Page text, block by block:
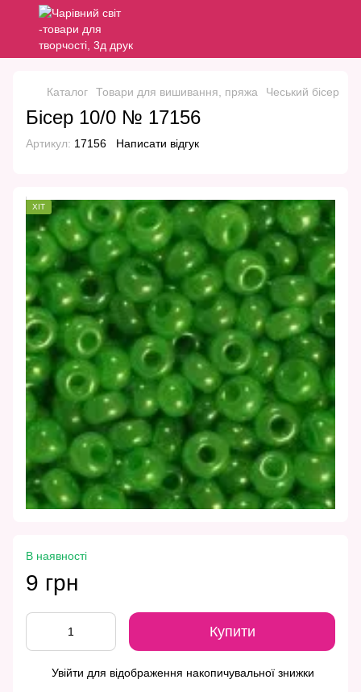
Каталог Товари для вишивання, пряжа Чеський бісер
Бісер 10/0 № 17156
Артикул: 17156 Написати відгук
ХІТ
В наявності
9 грн
Купити
Увійти для відображення накопичувальної знижки